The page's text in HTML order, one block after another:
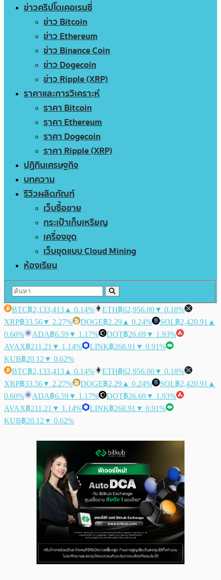
ข่าวคริปโตเคอเรนซี่
ข่าว Bitcoin
ข่าว Ethereum
ข่าว Binance Coin
ข่าว Dogecoin
ข่าว Ripple (XRP)
ราคาและการวิเคราะห์
ราคา Bitcoin
ราคา Ethereum
ราคา Dogecoin
ราคา Ripple (XRP)
ปฏิทินเศรษฐกิจ
บทความ
รีวิวผลิตภัณฑ์
เว็บซื้อขาย
กระเป๋าเก็บเหรียญ
เครื่องขุด
เว็บขุดแบบ Cloud Mining
ห้องเรียน
BTC฿2,133,413 ▲ 0.14% ETH฿62,956.00▼ 0.18%
XRP฿33.56▼ 2.27% DOGE฿2.29 ▲ 0.24% SOL฿2,420.91 ▲
0.60%
ADA฿6.59▼ 1.17% DOT฿26.69▼ 1.93%
AVAX฿211.21 ▼ 1.14% LINK฿268.91 ▼ 0.91%
KUB฿20.12 ▼ 0.62%
BTC฿2,133,413 ▲ 0.14% ETH฿62,956.00▼ 0.18%
XRP฿33.56▼ 2.27% DOGE฿2.29 ▲ 0.24% SOL฿2,420.91 ▲
0.60%
ADA฿6.59▼ 1.17% DOT฿26.69▼ 1.93%
AVAX฿211.21 ▼ 1.14% LINK฿268.91 ▼ 0.91%
KUB฿20.12 ▼ 0.62%